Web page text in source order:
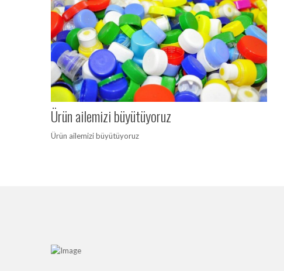
Ürün ailemizi büyütüyoruz
Ürün ailemizi büyütüyoruz